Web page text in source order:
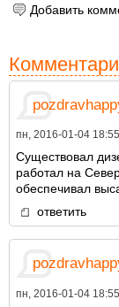
Добавить
пн, 2016-01-04
Существовал
работал на
обеспечивал
ответить
пн, 2016-01-04